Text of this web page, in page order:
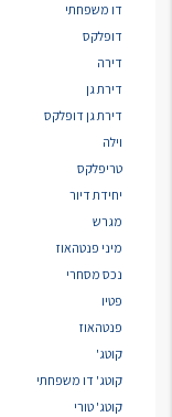
דו משפחתי
דופלקס
דירה
דירת גן
דירת גן דופלקס
וילה
טריפלקס
יחידת דיור
מגרש
מיני פנטהאוז
נכס מסחרי
פטיו
פנטהאוז
קוטג'
קוטג' דו משפחתי
קוטג' טורי